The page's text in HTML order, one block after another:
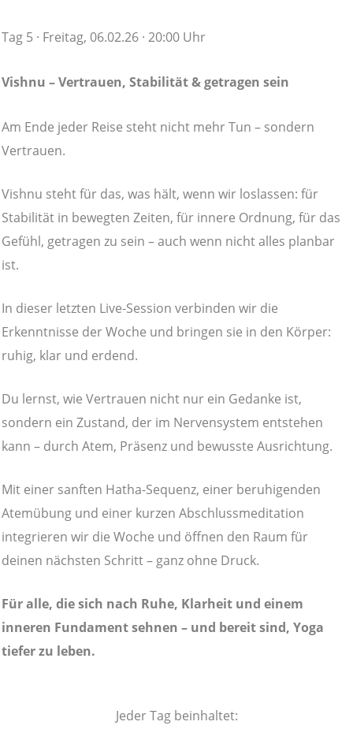
Tag 5 · Freitag, 06.02.26 · 20:00 Uhr
Vishnu – Vertrauen, Stabilität & getragen sein
Am Ende jeder Reise steht nicht mehr Tun – sondern
Vertrauen.
Vishnu steht für das, was hält, wenn wir loslassen: für
Stabilität in bewegten Zeiten, für innere Ordnung, für das
Gefühl, getragen zu sein – auch wenn nicht alles planbar
ist.
In dieser letzten Live-Session verbinden wir die
Erkenntnisse der Woche und bringen sie in den Körper:
ruhig, klar und erdend.
Du lernst, wie Vertrauen nicht nur ein Gedanke ist,
sondern ein Zustand, der im Nervensystem entstehen
kann – durch Atem, Präsenz und bewusste Ausrichtung.
Mit einer sanften Hatha-Sequenz, einer beruhigenden
Atemübung und einer kurzen Abschlussmeditation
integrieren wir die Woche und öffnen den Raum für
deinen nächsten Schritt – ganz ohne Druck.
Für alle, die sich nach Ruhe, Klarheit und einem
inneren Fundament sehnen – und bereit sind, Yoga
tiefer zu leben.
Jeder Tag beinhaltet: